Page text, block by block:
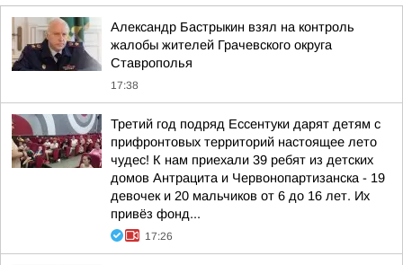
Александр Бастрыкин взял на контроль
жалобы жителей Грачевского округа
Ставрополья
17:38
Третий год подряд Ессентуки дарят детям с
прифронтовых территорий настоящее лето
чудес! К нам приехали 39 ребят из детских
домов Антрацита и Червонопартизанска - 19
девочек и 20 мальчиков от 6 до 16 лет. Их
привёз фонд...
17:26